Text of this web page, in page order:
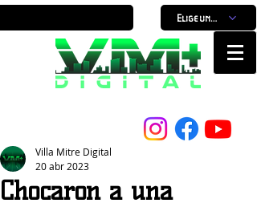
Elige un horario
Chocaron a una
Villa Mitre Digital
20 abr 2023